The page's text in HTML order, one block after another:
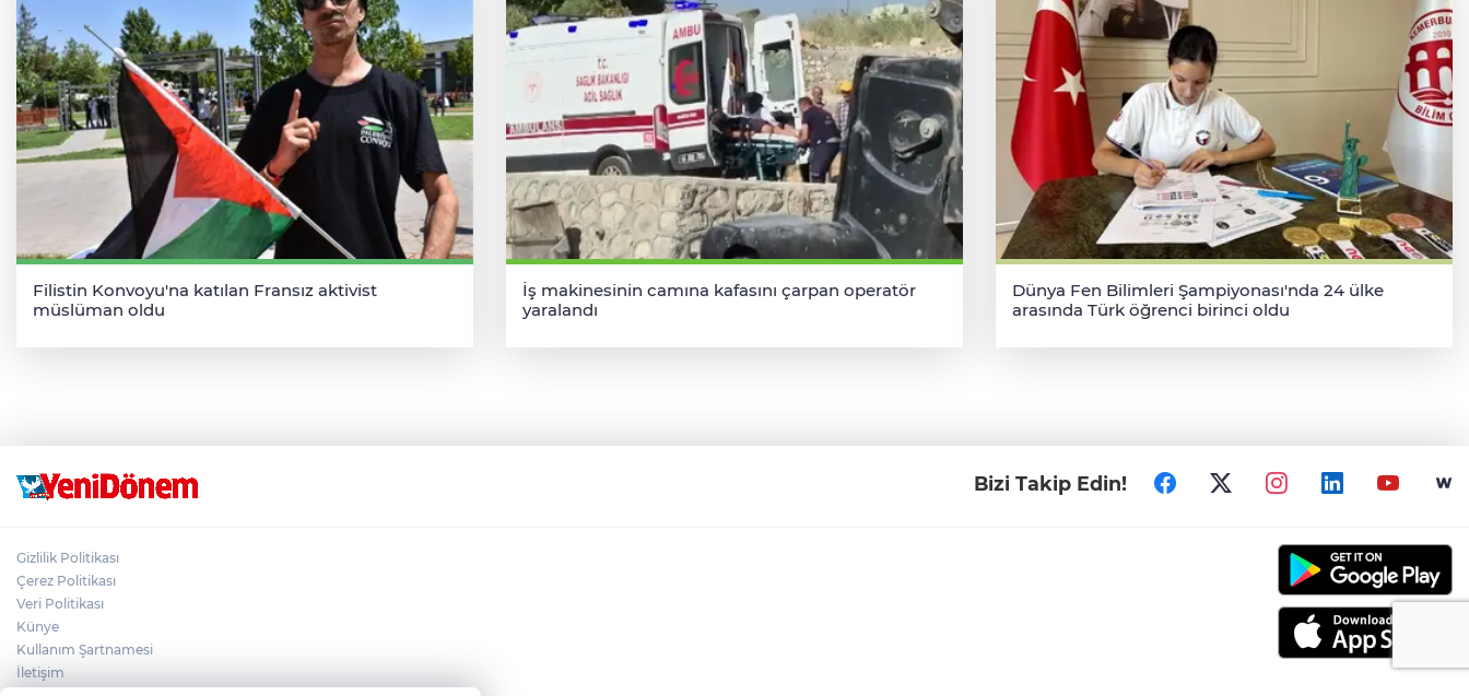
Filistin Konvoyu'na katılan Fransız aktivist
müslüman oldu
İş makinesinin camına kafasını çarpan operatör
yaralandı
Dünya Fen Bilimleri Şampiyonası'nda 24 ülke
arasında Türk öğrenci birinci oldu
Bizi Takip Edin!
Gizlilik Politikası
Çerez Politikası
Veri Politikası
Künye
Kullanım Şartnamesi
İletişim